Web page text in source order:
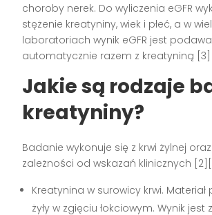
choroby nerek. Do wyliczenia eGFR
stężenie kreatyniny, wiek i płeć, a w
laboratoriach wynik eGFR jest
automatycznie razem z kreatyniną
Jakie są rodzaje
kreatyniny?
Badanie wykonuje się z krwi żylnej
zależności od wskazań klinicznych
Kreatynina w surowicy krwi. Materiał
żyły w zgięciu łokciowym. Wynik jest